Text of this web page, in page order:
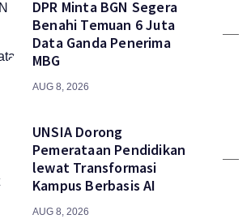
DPR Minta BGN Segera
Benahi Temuan 6 Juta
Data Ganda Penerima
MBG
AUG 8, 2026
UNSIA Dorong
Pemerataan Pendidikan
lewat Transformasi
Kampus Berbasis AI
AUG 8, 2026